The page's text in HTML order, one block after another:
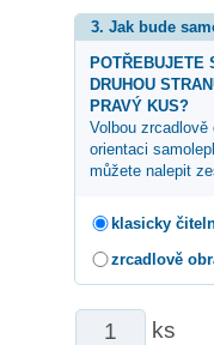
3. Jak bude
POTŘEBUJETE
DRUHOU
PRAVÝ KUS?
Volbou
orientaci
můžete nalepit
klasicky
zrcadlově
ks